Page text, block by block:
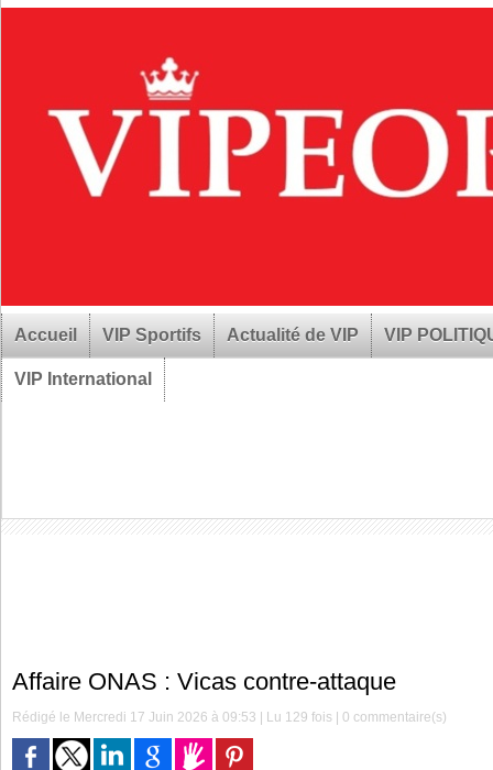
Accueil VIP Sportifs Actualité de VIP VIP
VIP International
Affaire ONAS : Vicas contre-attaque
Rédigé le Mercredi 17 Juin 2026 à 09:53 | Lu 129 fois |0 commentaire(s)